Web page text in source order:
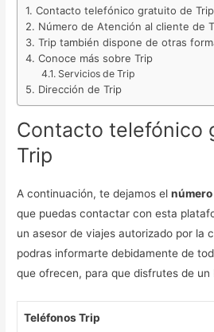
Contacto telefónico gratuito de Trip
Número de Atención al cliente de
Trip también dispone de otras
Conoce más sobre Trip
Servicios de Trip
Dirección de Trip
Contacto telefónico
Trip
A continuación, te dejamos el
que puedas contactar con esta
un asesor de viajes autorizado por la
podras informarte debidamente de
que ofrecen, para que disfrutes de un
Teléfonos Trip